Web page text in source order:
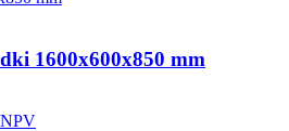
1600x600x850 mm